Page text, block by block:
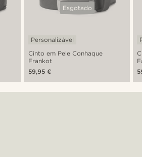
Esgotado
Cinto em Pele Conhaque
Frankot
Personalizável
59,95 €